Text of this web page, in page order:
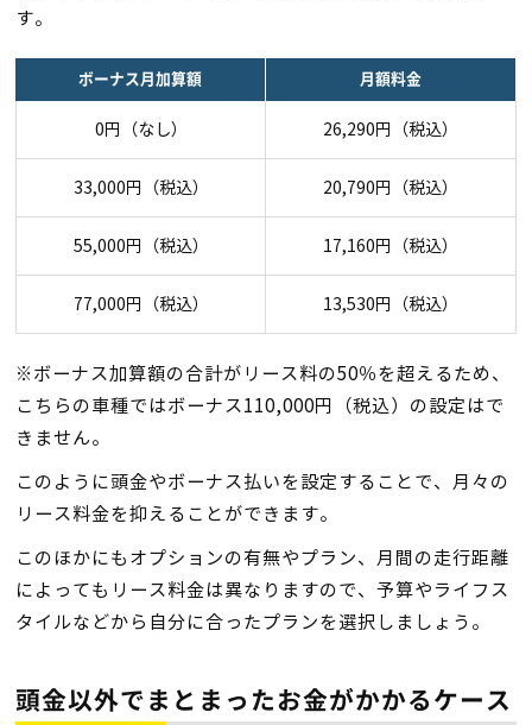
す。
ボーナス月加算額 月額料金
0円（なし） 26,290円（税込）
33,000円（税込） 20,790円（税込）
55,000円（税込） 17,160円（税込）
77,000円（税込） 13,530円（税込）
※ボーナス加算額の合計がリース料の50％を超えるため、
こちらの車種ではボーナス110,000円（税込）の設定はで
きません。
このように頭金やボーナス払いを設定することで、月々の
リース料金を抑えることができます。
このほかにもオプションの有無やプラン、月間の走行距離
によってもリース料金は異なりますので、予算やライフス
タイルなどから自分に合ったプランを選択しましょう。
頭金以外でまとまったお金がかかるケース